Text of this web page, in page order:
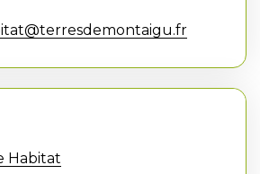
Habitat